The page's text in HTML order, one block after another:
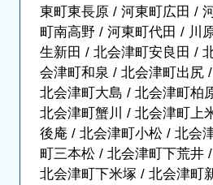
東町東長原 / 河東町広田 /
町南高野 / 河東町代田 / 川
生新田 / 北会津町安良田 /
会津町和泉 / 北会津町出尻
北会津町大島 / 北会津町柏
北会津町蟹川 / 北会津町上
後庵 / 北会津町小松 / 北会
町三本松 / 北会津町下荒井
北会津町下米塚 / 北会津町